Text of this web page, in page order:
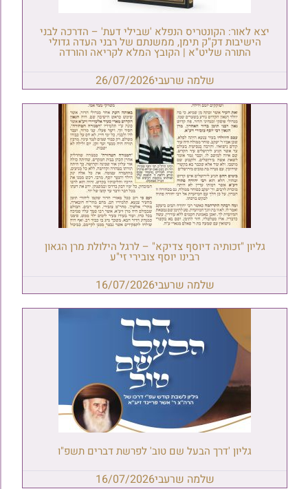
יצא לאור: הקונטריס הנפלא 'שבילי דעת' – הדרכה לבני
הישיבות דק"ק תימן, ממשנתם של רבני העדה גדולי
התורה שליט"א | הקובץ המלא לקריאה והורדה
שלמה שרעבי26/07/2026
גליון "זכותיה דיוסף צדיקא" – לרגל הילולת מרן הגאון
רבינו יוסף צובירי זי"ע
שלמה שרעבי16/07/2026
גליון 'דרך הבעל שם טוב' לפרשת דברים תשפ"ו
שלמה שרעבי16/07/2026